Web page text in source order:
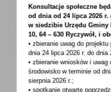
Regulamin
Format: PDF,115.15 KB
Konsultacje społeczne
od dnia od 24 lipca 2026
w siedzibie Urzędu Gminy
10, 64 – 630 Ryczywół, i
• zbieranie uwag do
dnia 24 lipca 2026 r. do dnia
• zbieranie wniosków i uwag
środowisko w terminie od
sierpnia 2026 r.;
• spotkanie otwarte